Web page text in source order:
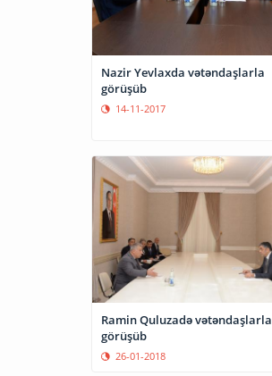
Nazir Yevlaxda vətəndaşlarla
görüşüb
14-11-2017
Ramin Quluzadə vətəndaşlarla
görüşüb
26-01-2018